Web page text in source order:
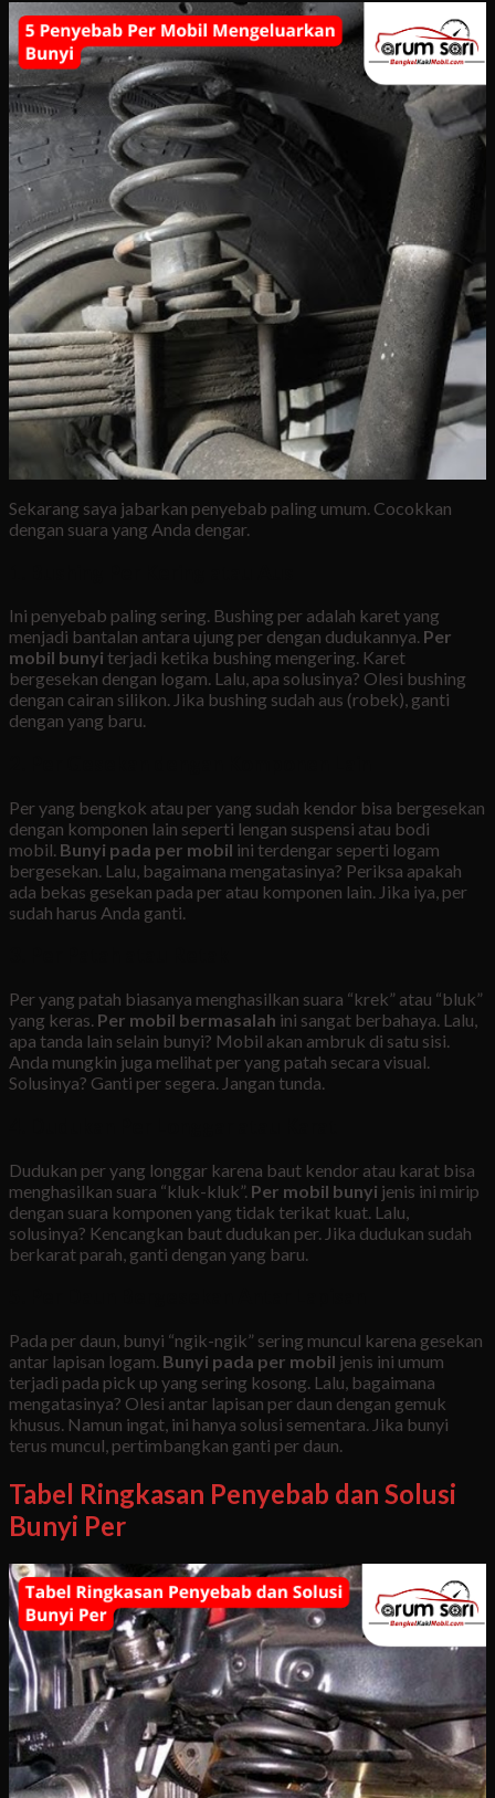
Sekarang saya jabarkan penyebab paling umum. Cocokkan
dengan suara yang Anda dengar.
Ini penyebab paling sering. Bushing per adalah karet yang
menjadi bantalan antara ujung per dengan dudukannya. Per
mobil bunyi terjadi ketika bushing mengering. Karet
bergesekan dengan logam. Lalu, apa solusinya? Olesi bushing
dengan cairan silikon. Jika bushing sudah aus (robek), ganti
dengan yang baru.
Per yang bengkok atau per yang sudah kendor bisa bergesekan
dengan komponen lain seperti lengan suspensi atau bodi
mobil. Bunyi pada per mobil ini terdengar seperti logam
bergesekan. Lalu, bagaimana mengatasinya? Periksa apakah
ada bekas gesekan pada per atau komponen lain. Jika iya, per
sudah harus Anda ganti.
Per yang patah biasanya menghasilkan suara “krek” atau “bluk”
yang keras. Per mobil bermasalah ini sangat berbahaya. Lalu,
apa tanda lain selain bunyi? Mobil akan ambruk di satu sisi.
Anda mungkin juga melihat per yang patah secara visual.
Solusinya? Ganti per segera. Jangan tunda.
Dudukan per yang longgar karena baut kendor atau karat bisa
menghasilkan suara “kluk-kluk”. Per mobil bunyi jenis ini mirip
dengan suara komponen yang tidak terikat kuat. Lalu,
solusinya? Kencangkan baut dudukan per. Jika dudukan sudah
berkarat parah, ganti dengan yang baru.
Pada per daun, bunyi “ngik-ngik” sering muncul karena gesekan
antar lapisan logam. Bunyi pada per mobil jenis ini umum
terjadi pada pick up yang sering kosong. Lalu, bagaimana
mengatasinya? Olesi antar lapisan per daun dengan gemuk
khusus. Namun ingat, ini hanya solusi sementara. Jika bunyi
terus muncul, pertimbangkan ganti per daun.
Tabel Ringkasan Penyebab dan Solusi
Bunyi Per